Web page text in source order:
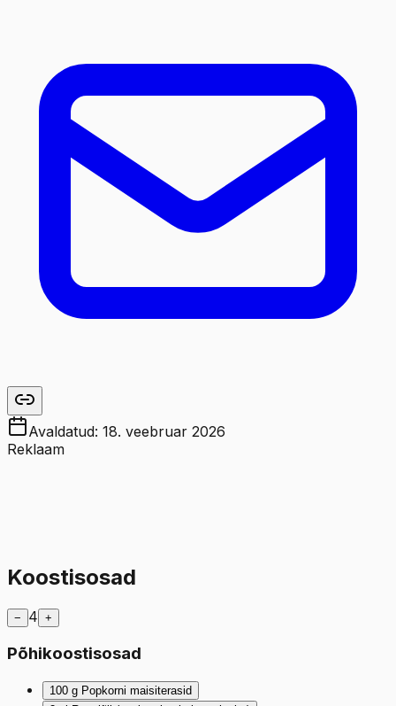
Avaldatud: 18. veebruar 2026
Reklaam
Koostisosad
− 4 +
Põhikoostisosad
100 g Popkorni maisiterasid